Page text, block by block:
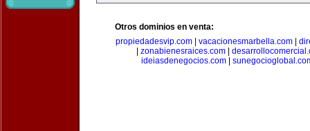
Otros dominios en venta:
propiedadesvip.com
vacacionesmarbella.com
zonabienesraices.com
ideiasdenegocios.com|